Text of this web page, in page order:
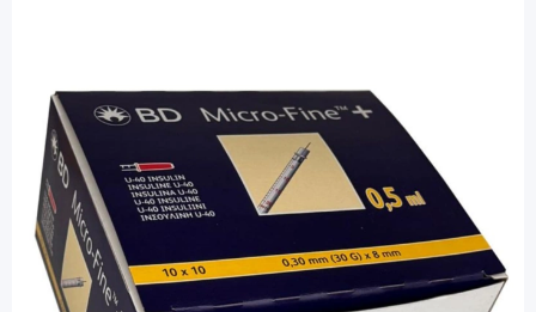
BD Micro-Fine+ 0,30 x 8mm 0,5ml U-40
- Insulinspritzen / 100 Stück
PZN: 07468060 / Diashop.de Kat.-Nr.110013
Besonderheiten
Spezifischer Facettenschliff für eine schmerzarme
Punktion